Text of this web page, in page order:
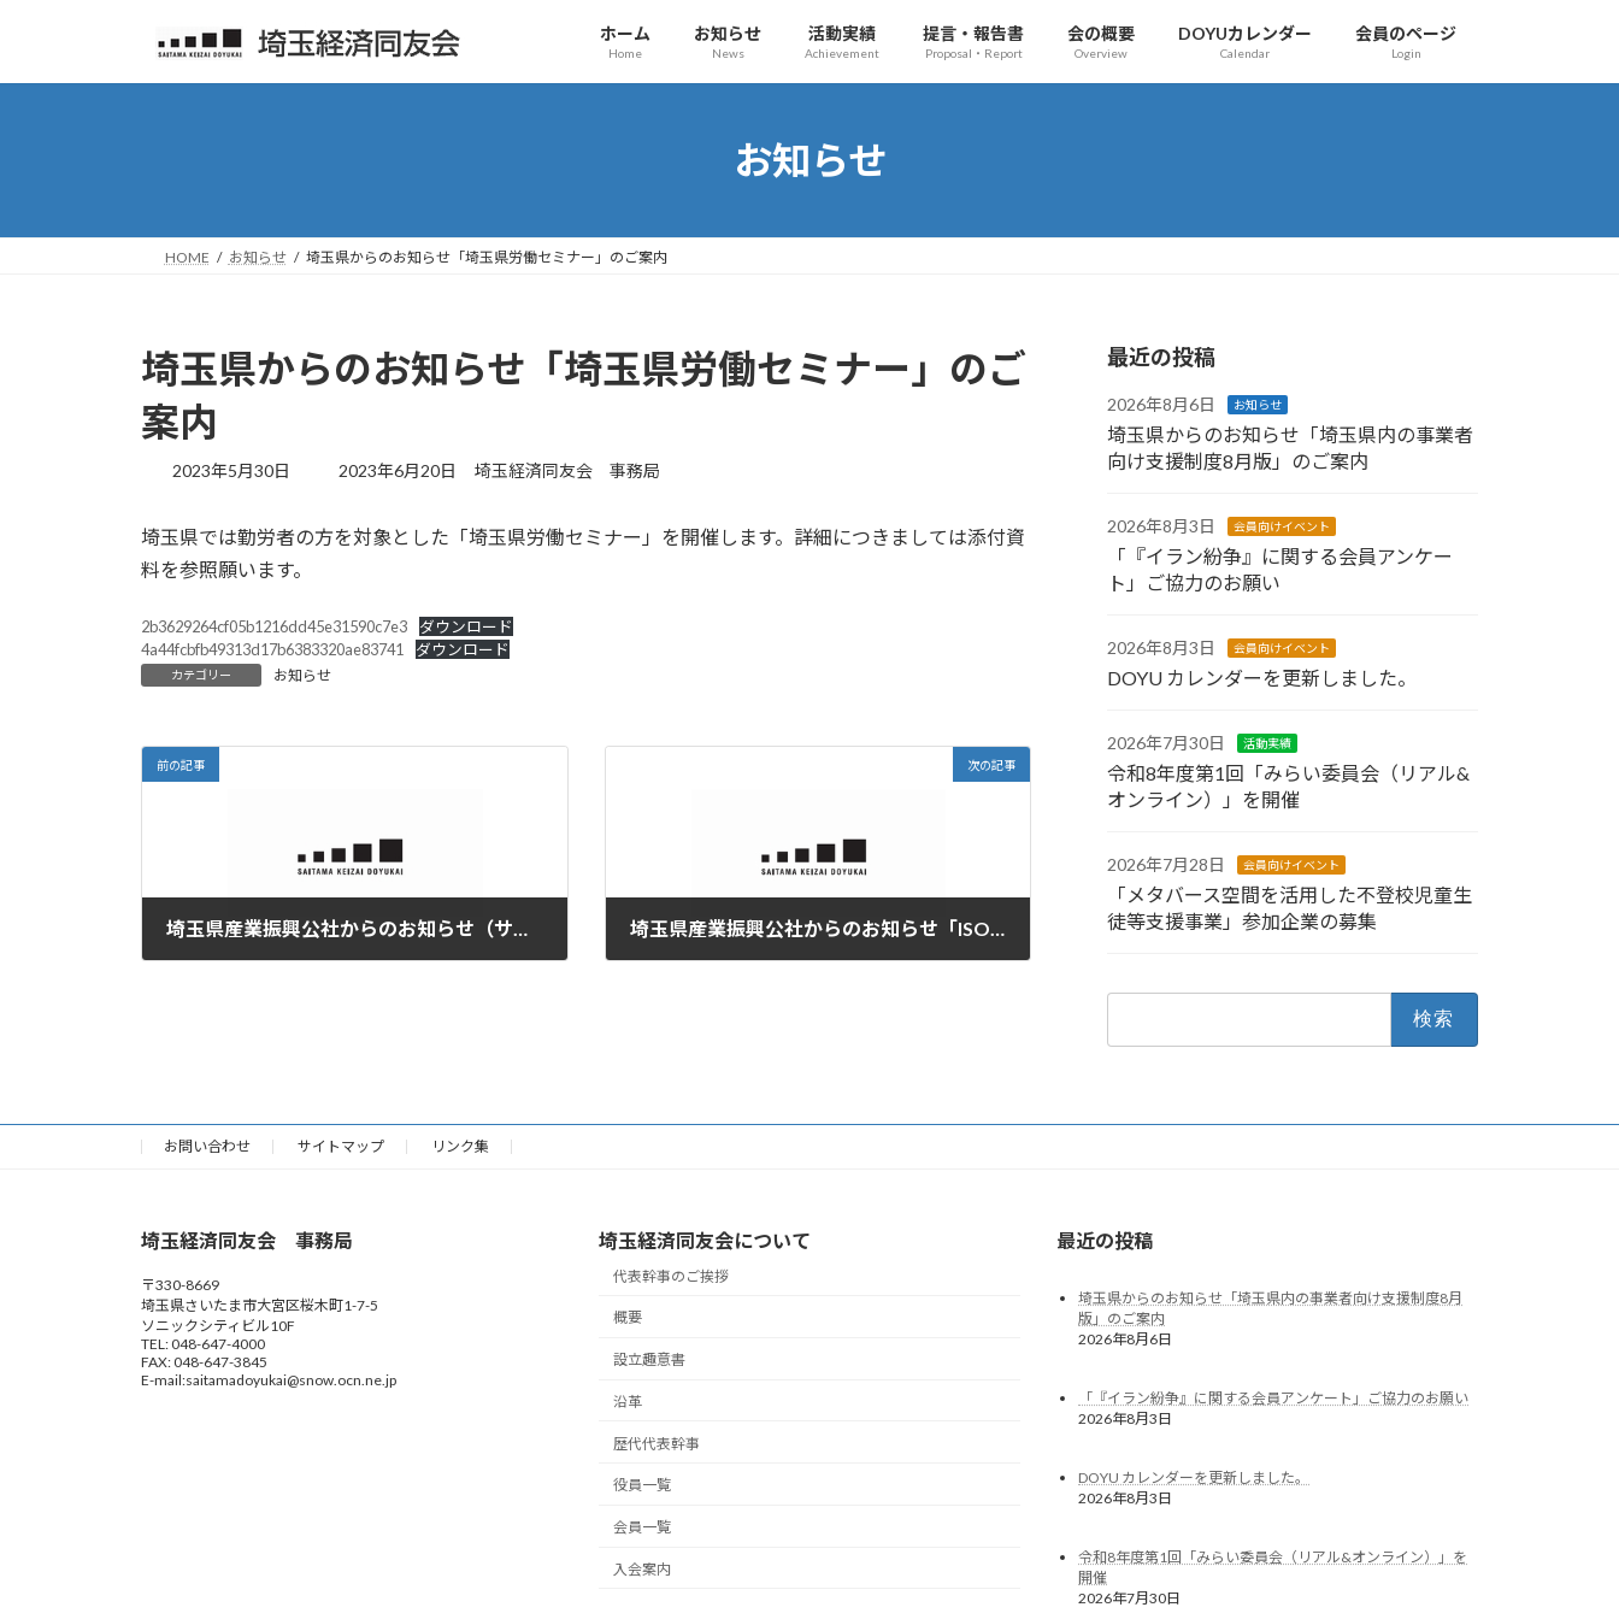
ッ
移
ホーム
Home
お知らせ
News
活動実績
Achievement
提言・報告書
Proposal・Report
会の概要
Overview
DOYUカレンダー
Calendar
会員のページ
Login
お知らせ
HOME お知らせ 埼玉県からのお知らせ「埼玉県労働セミナー」のご案内
埼玉県からのお知らせ「埼玉県労働セミナー」のご
案内
2023年5月30日
最
新
2023年6月20日 埼玉経済同友会 事務局
埼玉県では勤労者の方を対象とした「埼玉県労働セミナー」を開催します。詳細につきましては添付資
料を参照願います。
2b3629264cf05b1216dd45e31590c7e3
ダウンロード
4a44fcbfb49313d17b6383320ae83741
ダウンロード
カテゴリー お知らせ
前の記事 次の記事
最近の投稿
2026年8月6日 お知らせ
埼玉県からのお知らせ「埼玉県内の事業者
向け支援制度8月版」のご案内
2026年8月3日 会員向けイベント
「『イラン紛争』に関する会員アンケー
ト」ご協力のお願い
2026年8月3日 会員向けイベント
DOYU カレンダーを更新しました。
2026年7月30日 活動実績
令和8年度第1回「みらい委員会（リアル&
オンライン）」を開催
2026年7月28日 会員向けイベント
「メタバース空間を活用した不登校児童生
徒等支援事業」参加企業の募集
お問い合わせ サイトマップ リンク集
埼玉経済同友会 事務局
〒330-8669
埼玉県さいたま市大宮区桜木町1-7-5
ソニックシティビル10F
TEL: 048-647-4000
FAX: 048-647-3845
E-mail:saitamadoyukai@snow.ocn.ne.jp
埼玉経済同友会について
代表幹事のご挨拶
概要
設立趣意書
沿革
歴代代表幹事
役員一覧
会員一覧
入会案内
最近の投稿
埼玉県からのお知らせ「埼玉県内の事業者向け支援制度8月
版」のご案内
2026年8月6日
「『イラン紛争』に関する会員アンケート」ご協力のお願い
2026年8月3日
DOYU カレンダーを更新しました。
2026年8月3日
令和8年度第1回「みらい委員会（リアル&オンライン）」を
開催
2026年7月30日